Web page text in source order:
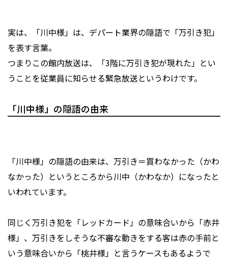
実は、「川中様」は、デパート業界の隠語で「万引き犯」
を表す言葉。
つまりこの館内放送は、「3階に万引き犯が現れた」とい
うことを従業員に知らせる緊急放送というわけです。
「川中様」の隠語の由来
「川中様」の隠語の由来は、万引き＝買わなかった（かわ
なかった）というところから川中（かわなか）になったと
いわれています。
同じく万引き犯を「レッドカード」の意味合いから「赤井
様」、万引きをしそうな不審な動きをする客は赤の手前と
いう意味合いから「桃井様」と言うケースもあるようで